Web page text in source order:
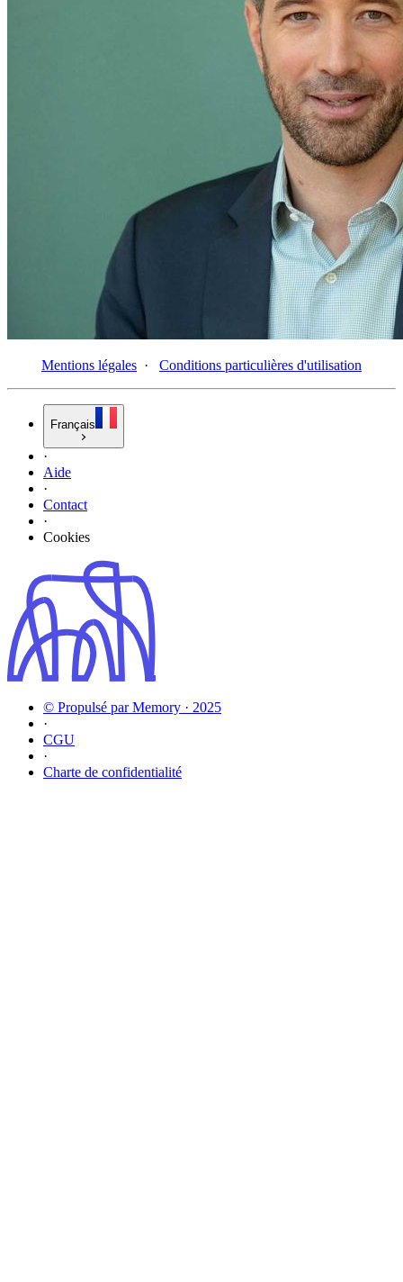
Mentions légales · Conditions particulières d'utilisation
Français
·
Aide
·
Contact
·
Cookies
© Propulsé par Memory · 2025
·
CGU
·
Charte de confidentialité